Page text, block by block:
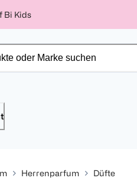
Bi Kids
Herrenparfum Düfte